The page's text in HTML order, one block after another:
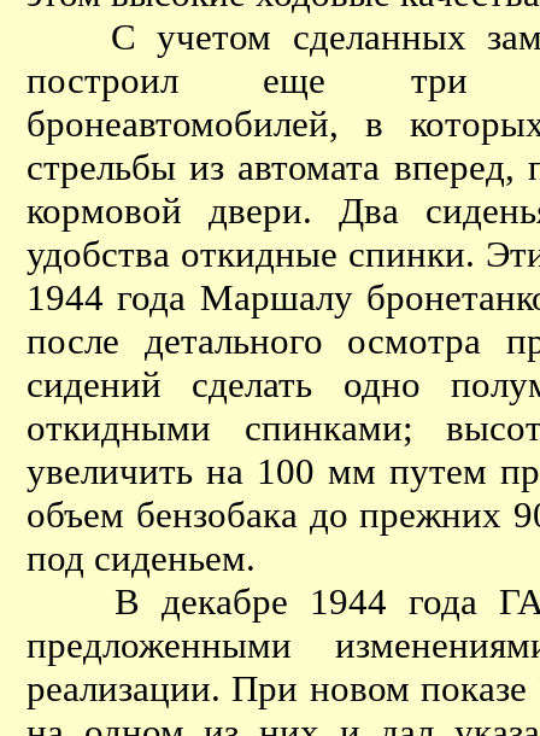
С учетом сделанных
построил еще три
бронеавтомобилей, в
стрельбы из автомата
кормовой двери. Два
удобства откидные спинки.
1944 года Маршалу
после детального осмотра
сидений сделать одно
откидными спинками;
увеличить на 100 мм путем
объем бензобака до прежних
под сиденьем.
В декабре 1944 года
предложенными
реализации. При новом